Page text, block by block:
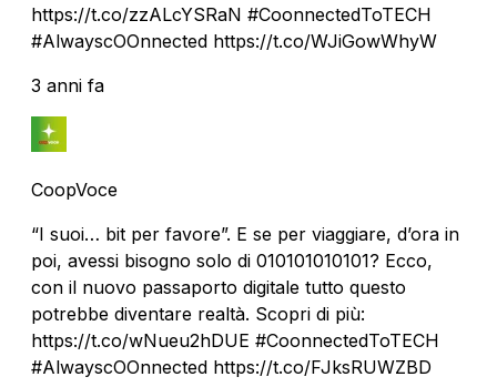
https://t.co/zzALcYSRaN #CoonnectedToTECH
#AlwayscOOnnected https://t.co/WJiGowWhyW
3 anni fa
CoopVoce
“I suoi… bit per favore”. E se per viaggiare, d’ora in
poi, avessi bisogno solo di 010101010101? Ecco,
con il nuovo passaporto digitale tutto questo
potrebbe diventare realtà. Scopri di più:
https://t.co/wNueu2hDUE #CoonnectedToTECH
#AlwayscOOnnected https://t.co/FJksRUWZBD